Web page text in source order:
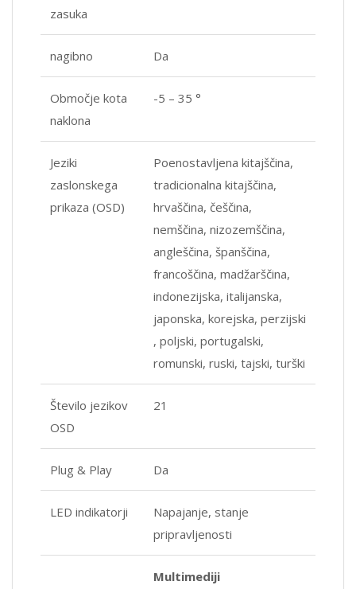
zasuka
nagibno Da
Območje kota
naklona
-5 – 35 °
Jeziki
zaslonskega
prikaza (OSD)
Poenostavljena kitajščina,
tradicionalna kitajščina,
hrvaščina, češčina,
nemščina, nizozemščina,
angleščina, španščina,
francoščina, madžarščina,
indonezijska, italijanska,
japonska, korejska, perzijski
, poljski, portugalski,
romunski, ruski, tajski, turški
Število jezikov
OSD
21
Plug & Play Da
LED indikatorji
Napajanje, stanje
pripravljenosti
Multimediji